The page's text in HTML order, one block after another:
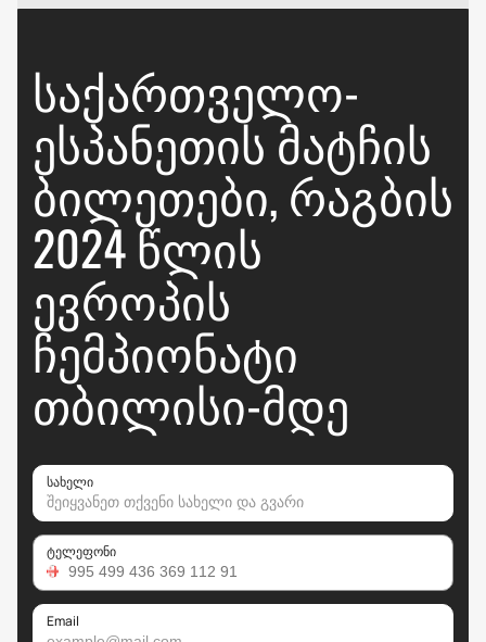
ᲡᲐᲥᲐᲠᲗᲕᲔᲚᲝ-
ᲔᲡᲞᲐᲜᲔᲗᲘᲡ ᲛᲐᲢᲩᲘᲡ
ᲑᲘᲚᲔᲗᲔᲑᲘ, ᲠᲐᲒᲑᲘᲡ
2024 ᲬᲚᲘᲡ
ᲔᲕᲠᲝᲞᲘᲡ
ᲩᲔᲛᲞᲘᲝᲜᲐᲢᲘ
ᲗᲑᲘᲚᲘᲡᲘ-ᲛᲓᲔ
სახელი
ტელეფონი
Email